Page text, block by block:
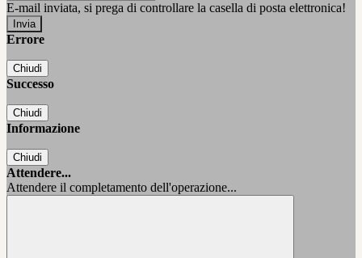
E-mail inviata, si prega di controllare la casella di posta elettronica!
Errore
Chiudi
Successo
Chiudi
Informazione
Chiudi
Attendere...
Attendere il completamento dell'operazione...